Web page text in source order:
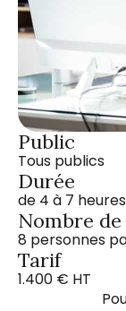
Public
Tous publics
Durée
de 4 à 7 heures
Nombre
8 personnes
Tarif
1.400 € HT